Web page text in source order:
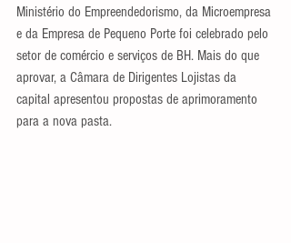
Ministério do Empreendedorismo, da Microempresa
e da Empresa de Pequeno Porte foi celebrado pelo
setor de comércio e serviços de BH. Mais do que
aprovar, a Câmara de Dirigentes Lojistas da
capital apresentou propostas de aprimoramento
para a nova pasta.